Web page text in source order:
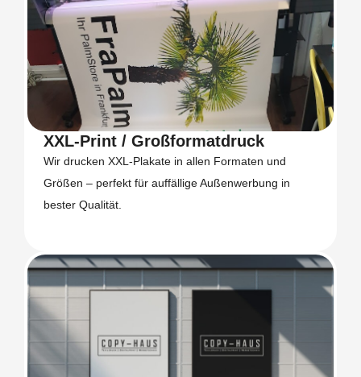
XXL-Print / Großformatdruck
Wir drucken XXL-Plakate in allen Formaten und
Größen – perfekt für auffällige Außenwerbung in
bester Qualität.